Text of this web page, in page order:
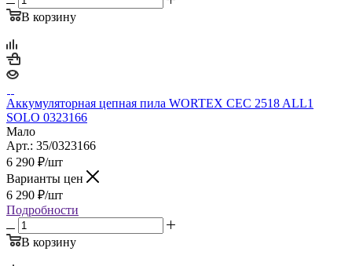
В корзину
Аккумуляторная цепная пила WORTEX CEC 2518 ALL1
SOLO 0323166
Мало
Арт.: 35/0323166
6 290 ₽/шт
Варианты цен
6 290 ₽/шт
Подробности
В корзину